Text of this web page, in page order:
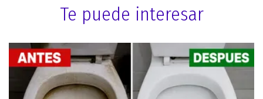
Te puede interesar